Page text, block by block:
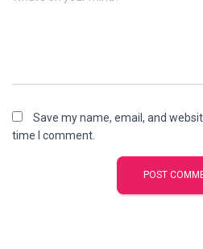
Save my name, email, and
time I comment.